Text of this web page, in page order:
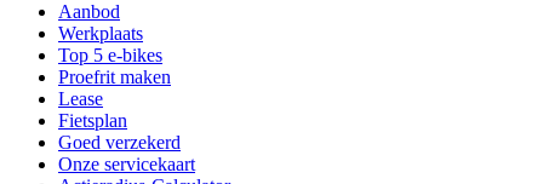
Aanbod
Werkplaats
Top 5 e-bikes
Proefrit maken
Lease
Fietsplan
Goed verzekerd
Onze servicekaart